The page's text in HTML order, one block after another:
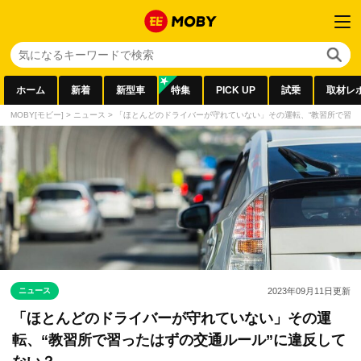
ホーム 新着 新型車 特集 PICK UP 試乗 取材レ
MOBY[モビー] > ニュース > 「ほとんどのドライバーが守れていない」その運転、“教習所で習
ニュース 2023年09月11日更新
「ほとんどのドライバーが守れていない」その運
転、“教習所で習ったはずの交通ルール”に違反して